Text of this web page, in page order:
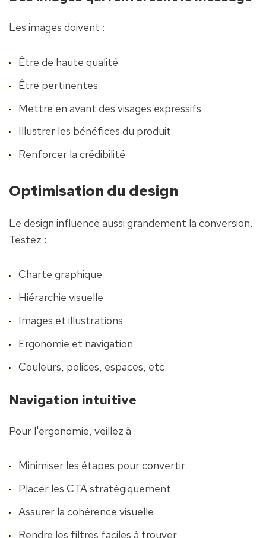
Les images doivent :
Être de haute qualité
Être pertinentes
Mettre en avant des visages expressifs
Illustrer les bénéfices du produit
Renforcer la crédibilité
Optimisation du design
Le design influence aussi grandement la conversion.
Testez :
Charte graphique
Hiérarchie visuelle
Images et illustrations
Ergonomie et navigation
Couleurs, polices, espaces, etc.
Navigation intuitive
Pour l'ergonomie, veillez à :
Minimiser les étapes pour convertir
Placer les CTA stratégiquement
Assurer la cohérence visuelle
Rendre les filtres faciles à trouver